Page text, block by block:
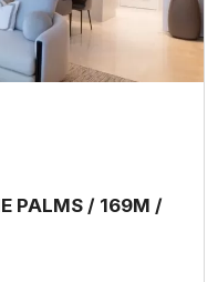
PALMS / 169M /